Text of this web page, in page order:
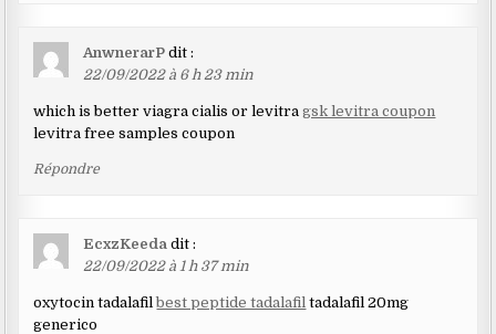
AnwnerarP dit :
22/09/2022 à 6 h 23 min
which is better viagra cialis or levitragsk levitra coupon
levitra free samples coupon
Répondre
EcxzKeeda dit :
22/09/2022 à 1 h 37 min
oxytocin tadalafilbest peptide tadalafil tadalafil 20mg
generico